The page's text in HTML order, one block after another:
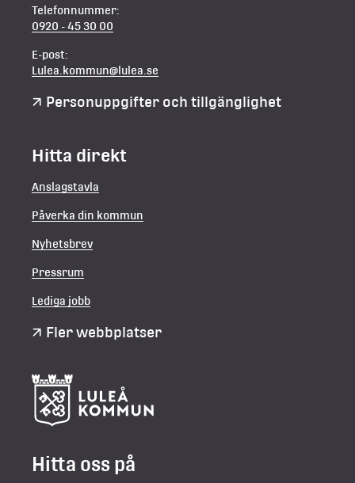
Telefonnummer:
0920 - 45 30 00
E-post:
Lulea.kommun@lulea.se
Personuppgifter och tillgänglighet
Hitta direkt
Anslagstavla
Påverka din kommun
Nyhetsbrev
Pressrum
Lediga jobb
Fler webbplatser
Hitta oss på